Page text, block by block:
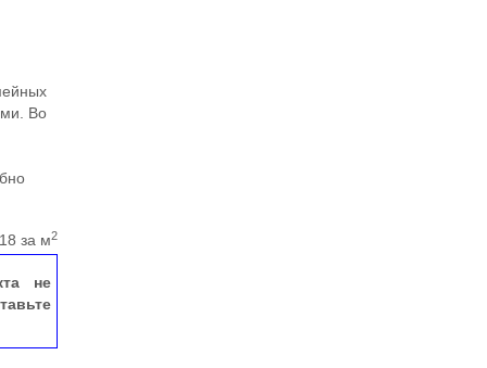
Во
за м2
не